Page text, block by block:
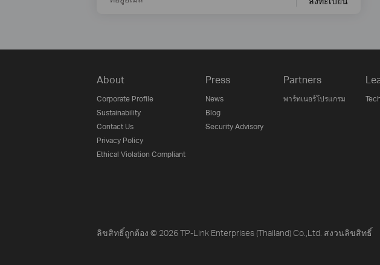
About
Corporate Profile
Sustainability
Contact Us
Privacy Policy
Ethical Violation Compliant
Press
News
Blog
Security Advisory
Partners
พาร์ทเนอร์โปรแกรม
ลิขสิทธิ์ถูกต้อง © 2026 TP-Link Enterprises (Thailand) Co.,Ltd. สงวนลิขสิทธิ์